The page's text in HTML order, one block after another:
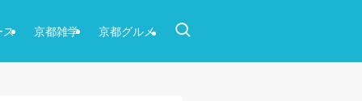
ス 京都雑学 京都グルメ